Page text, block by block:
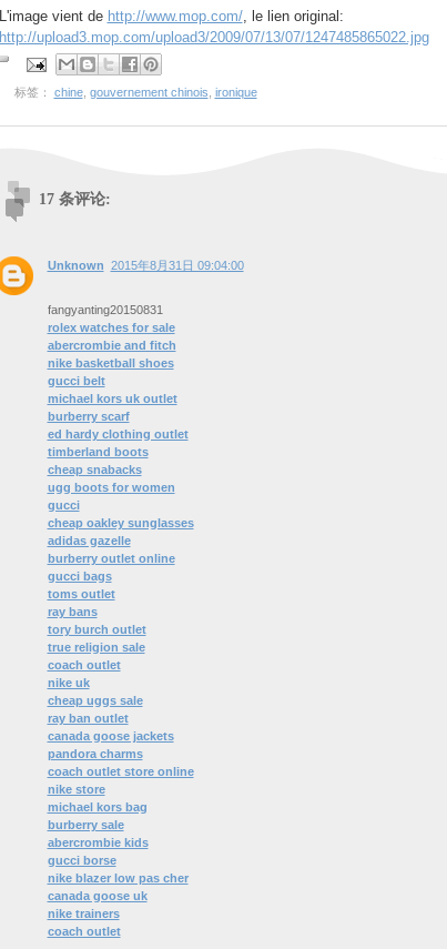
L'image vient de http://www.mop.com/, le lien original:
http://upload3.mop.com/upload3/2009/07/13/07/1247485865022.jpg
标签： chine, gouvernement chinois, ironique
17 条评论:
Unknown 2015年8月31日 09:04:00
fangyanting20150831
rolex watches for sale
abercrombie and fitch
nike basketball shoes
gucci belt
michael kors uk outlet
burberry scarf
ed hardy clothing outlet
timberland boots
cheap snabacks
ugg boots for women
gucci
cheap oakley sunglasses
adidas gazelle
burberry outlet online
gucci bags
toms outlet
ray bans
tory burch outlet
true religion sale
coach outlet
nike uk
cheap uggs sale
ray ban outlet
canada goose jackets
pandora charms
coach outlet store online
nike store
michael kors bag
burberry sale
abercrombie kids
gucci borse
nike blazer low pas cher
canada goose uk
nike trainers
coach outlet